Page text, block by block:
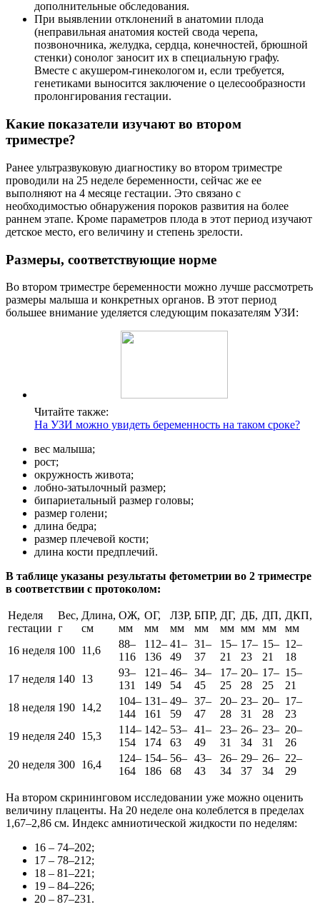
дополнительные обследования.
При выявлении отклонений в анатомии плода
(неправильная анатомия костей свода черепа,
позвоночника, желудка, сердца, конечностей, брюшной
стенки) сонолог заносит их в специальную графу.
Вместе с акушером-гинекологом и, если требуется,
генетиками выносится заключение о целесообразности
пролонгирования гестации.
Какие показатели изучают во втором
триместре?
Ранее ультразвуковую диагностику во втором триместре
проводили на 25 неделе беременности, сейчас же ее
выполняют на 4 месяце гестации. Это связано с
необходимостью обнаружения пороков развития на более
раннем этапе. Кроме параметров плода в этот период изучают
детское место, его величину и степень зрелости.
Размеры, соответствующие норме
Во втором триместре беременности можно лучше рассмотреть
размеры малыша и конкретных органов. В этот период
большее внимание уделяется следующим показателям УЗИ:
Читайте также:
На УЗИ можно увидеть беременность на таком сроке?
вес малыша;
рост;
окружность живота;
лобно-затылочный размер;
бипариетальный размер головы;
размер голени;
длина бедра;
размер плечевой кости;
длина кости предплечий.
В таблице указаны результаты фетометрии во 2 триместре
в соответствии с протоколом:
Неделя
гестации
Вес,
г
Длина,
см
ОЖ,
мм
ОГ,
мм
ЛЗР,
мм
БПР,
мм
ДГ,
мм
ДБ,
мм
ДП,
мм
ДКП,
мм
16 неделя 100 11,6
88–
116
112–
136
41–
49
31–
37
15–
21
17–
23
15–
21
12–
18
17 неделя 140 13
93–
131
121–
149
46–
54
34–
45
17–
25
20–
28
17–
25
15–
21
18 неделя 190 14,2
104–
144
131–
161
49–
59
37–
47
20–
28
23–
31
20–
28
17–
23
19 неделя 240 15,3
114–
154
142–
174
53–
63
41–
49
23–
31
26–
34
23–
31
20–
26
20 неделя 300 16,4
124–
164
154–
186
56–
68
43–
43
26–
34
29–
37
26–
34
22–
29
На втором скрининговом исследовании уже можно оценить
величину плаценты. На 20 неделе она колеблется в пределах
1,67–2,86 см. Индекс амниотической жидкости по неделям:
16 – 74–202;
17 – 78–212;
18 – 81–221;
19 – 84–226;
20 – 87–231.